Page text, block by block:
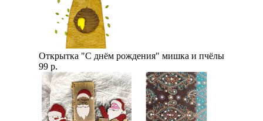
Открытка "С днём рождения" мишка и пчёлы
99 р.